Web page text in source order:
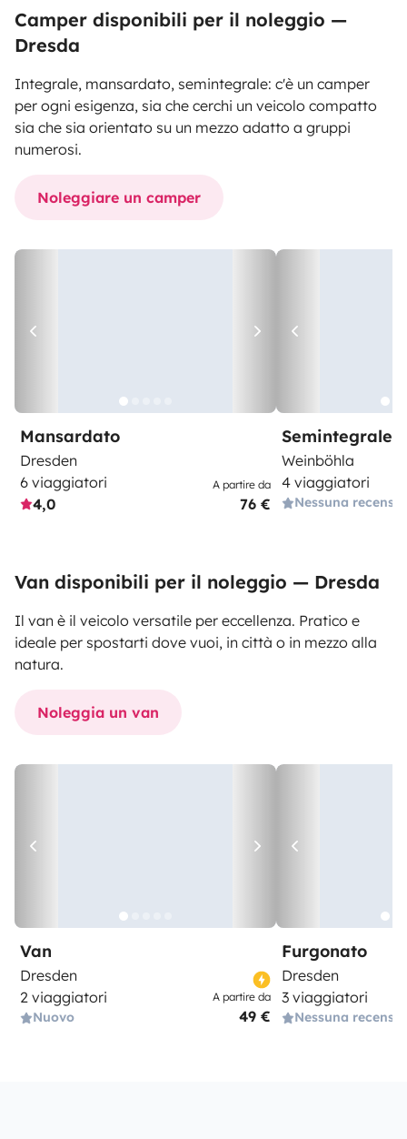
Camper disponibili per il noleggio —
Dresda
Integrale, mansardato, semintegrale: c'è un camper
per ogni esigenza, sia che cerchi un veicolo compatto
sia che sia orientato su un mezzo adatto a gruppi
numerosi.
Noleggiare un camper
Mansardato
Dresden
6 viaggiatori
4,0
A partire da
76 €
Semintegrale
Weinböhla
4 viaggiatori
Nessuna
Van disponibili per il noleggio — Dresda
Il van è il veicolo versatile per eccellenza. Pratico e
ideale per spostarti dove vuoi, in città o in mezzo alla
natura.
Noleggia un van
Van
Dresden
2 viaggiatori
Nuovo
A partire da
49 €
Furgonato
Dresden
3 viaggiatori
Nessuna